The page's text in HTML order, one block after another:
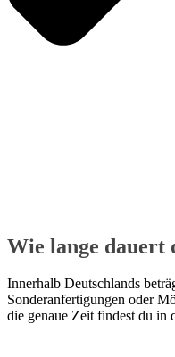
Wie lange dauert
Innerhalb Deutschlands
Sonderanfertigungen oder
die genaue Zeit findest du in